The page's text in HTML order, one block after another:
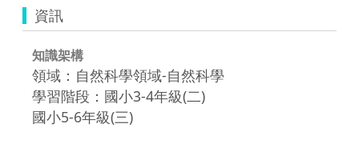
資訊
知識架構
領域：自然科學領域-自然科學
學習階段：國小3-4年級(二)
國小5-6年級(三)